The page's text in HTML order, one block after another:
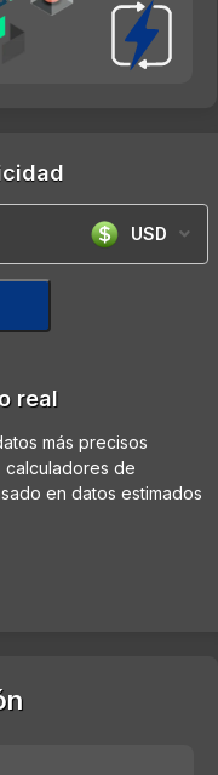
USD
real
más precisos
calculadores de
en datos estimados